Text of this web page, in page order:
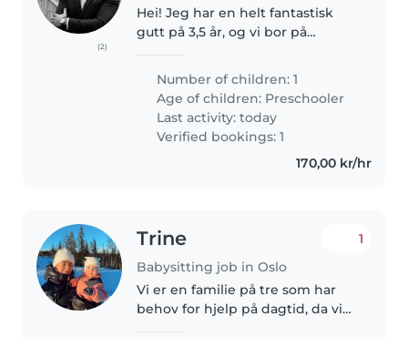
(2)
Hei! Jeg har en helt fantastisk
gutt på 3,5 år, og vi bor på
aktiv gutt som elsker å leke og
tulle. Jeg ser etter en pålitelig og
omsorgsfull barnevakt..
Number of children: 1
Age of children: Preschooler
Last activity: today
Verified bookings: 1
170,00 kr/hr
Trine
Babysitting job in Oslo
1
Vi er en familie på tre som har
behov for hjelp på dagtid, da vi